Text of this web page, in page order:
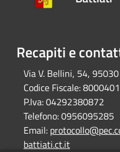
Recapiti e
Via V. Bellini, 54,
Codice Fiscale:
P.Iva:04292380872
Telefono:0956095285
Email:
battiati.ct.it